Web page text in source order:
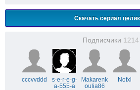
Скачать сериал
Подписчики 1214
cccvvddd
s-e-r-e-g-
a-555-a
Makarenk
oulia86
Nofxl